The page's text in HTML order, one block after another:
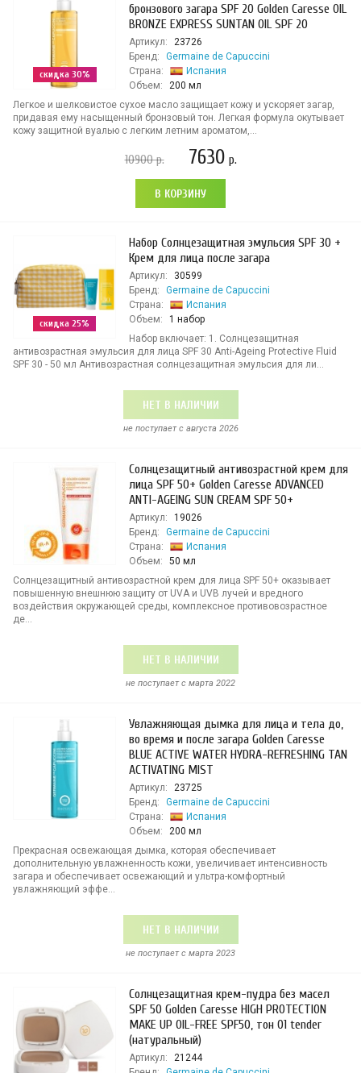
скидка 30%
бронзового загара SPF 20 Golden Caresse OIL
BRONZE EXPRESS SUNTAN OIL SPF 20
Артикул:
23726
Бренд:
Germaine de Capuccini
Страна:
Испания
Объем:
200 мл
Легкое и шелковистое сухое масло защищает кожу и ускоряет загар,
придавая ему насыщенный бронзовый тон. Легкая формула окутывает
кожу защитной вуалью с легким летним ароматом,...
10900р. 7630 р.
В КОРЗИНУ
скидка 25%
Набор Солнцезащитная эмульсия SPF 30 +
Крем для лица после загара
Артикул:
30599
Бренд:
Germaine de Capuccini
Страна:
Испания
Объем:
1 набор
Набор включает: 1. Солнцезащитная
антивозрастная эмульсия для лица SPF 30 Anti-Ageing Protective Fluid
SPF 30 - 50 мл Антивозрастная солнцезащитная эмульсия для ли...
НЕТ В НАЛИЧИИ
не поступает c августа 2026
Солнцезащитный антивозрастной крем для
лица SPF 50+ Golden Caresse ADVANCED
ANTI-AGEING SUN CREAM SPF 50+
Артикул:
19026
Бренд:
Germaine de Capuccini
Страна:
Испания
Объем:
50 мл
Солнцезащитный антивозрастной крем для лица SPF 50+ оказывает
повышенную внешнюю защиту от UVA и UVB лучей и вредного
воздействия окружающей среды, комплексное противовозрастное
де...
НЕТ В НАЛИЧИИ
не поступает c марта 2022
Увлажняющая дымка для лица и тела до,
во время и после загара Golden Caresse
BLUE ACTIVE WATER HYDRA-REFRESHING TAN
ACTIVATING MIST
Артикул:
23725
Бренд:
Germaine de Capuccini
Страна:
Испания
Объем:
200 мл
Прекрасная освежающая дымка, которая обеспечивает
дополнительную увлажненность кожи, увеличивает интенсивность
загара и обеспечивает освежающий и ультра-комфортный
увлажняющий эффе...
НЕТ В НАЛИЧИИ
не поступает c марта 2023
Солнцезащитная крем-пудра без масел
SPF 50 Golden Caresse HIGH PROTECTION
MAKE UP OIL-FREE SPF50, тон 01 tender
(натуральный)
Артикул:
21244